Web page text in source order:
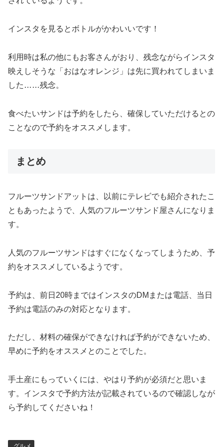
インスタを見るとボトルがかわいいです！
利用時は私の他にもお客さんがおり、残念ながらインスタ
映えしそうな 「おはなオレンジ」は先に買われてしまいま
した……残念。
食べたいサンドは予約をしたら、 確保していただけるとの
ことなので予約をオススメします。
まとめ
フルーツサンドアットは、
以前にテレビでも紹介されたこ
ともあったようで、
人気のフルーツサンド屋さんになりま
す。
人気のフルーツサンドはすぐになくなってしまうため、 予
約をオススメしているようです。
予約は、前日20時まではインスタのDMまたは電話、 当日
予約は電話のみの対応となります。
ただし、材料の確保ができなければ予約ができないため、
早めに予約をオススメとのことでした。
手土産にもっていくには、やはり予約が必須だと思いま
す。 インスタで予約方法が記載されているので確認しなが
ら予約してくださいね！